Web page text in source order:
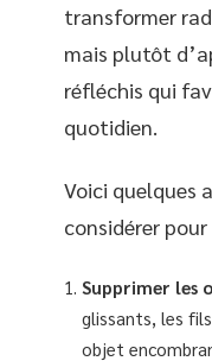
transformer
mais plutôt
réfléchis qui
quotidien.
Voici quelques
considérer
Supprimer les
glissants, les
objet